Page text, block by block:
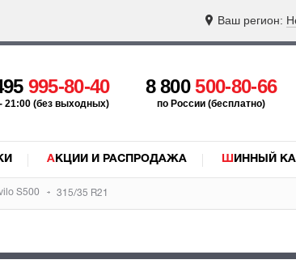
Ваш регион:
995-80-40
21:00 (без выходных)
8 800500-80-66
по России (бесплатно)
АКЦИИ И РАСПРОДАЖА ШИННЫЙ
S500 315/35 R21